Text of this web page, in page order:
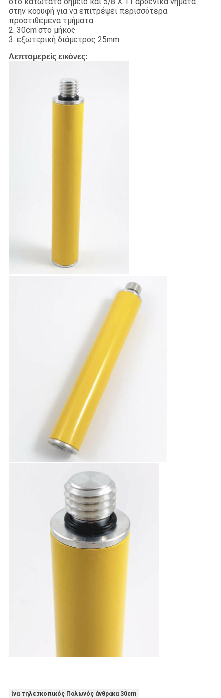
στο κατώτατο σημείο και 5/8 X 11 αρσενικά νήματα
στην κορυφή για να επιτρέψει περισσότερα
προστιθέμενα τμήματα
2. 30cm στο μήκος
3. εξωτερική διάμετρος 25mm
Λεπτομερείς εικόνες:
ίνα τηλεσκοπικός Πολωνός άνθρακα 30cm